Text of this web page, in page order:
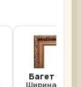
Багет №81/
Ширина: 4.5